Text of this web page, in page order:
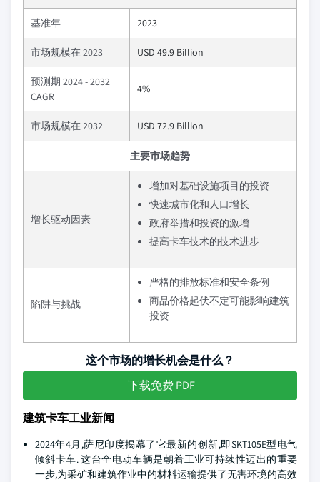
基准年 2023
市场规模在 2023 USD 49.9 Billion
预测期 2024 - 2032
CAGR
4%
市场规模在 2032 USD 72.9 Billion
主要市场趋势
增长驱动因素
增加对基础设施项目的投资
快速城市化和人口增长
政府举措和投资的激增
提高卡车技术的技术进步
陷阱与挑战
严格的排放标准和安全条例
商品价格起伏不定可能影响建筑
投资
这个市场的增长机会是什么？
下载免费 PDF
建筑卡车工业新闻
2024年4月,萨尼印度揭幕了它最新的创新,即SKT105E型电气
倾斜卡车. 这台全电动车辆是朝着工业可持续性迈出的重要
一步,为采矿和建筑作业中的材料运输提供了无害环境的高效